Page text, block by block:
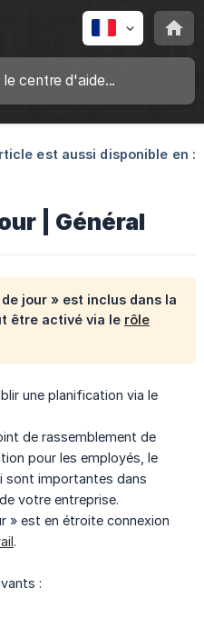
est aussi disponible en :
| Général
jour » est inclus dans la
être activé via le rôle
une planification via le
de rassemblement de
pour les employés, le
sont importantes dans
votre entreprise.
» est en étroite connexion
.
: